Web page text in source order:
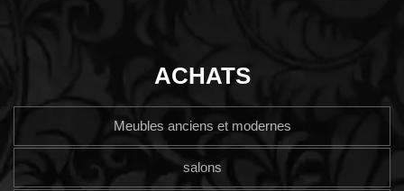
ACHATS
Meubles anciens et modernes
salons